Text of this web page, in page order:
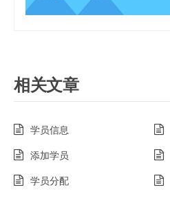
相关文章
学员信息
添加学员
学员分配